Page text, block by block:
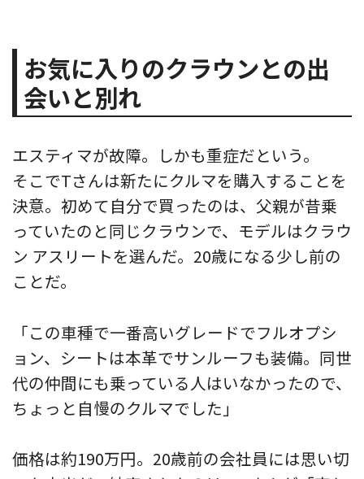
お気に入りのクラウンとの出
会いと別れ
エスティマが故障。しかも重症だという。
そこでTさんは新たにクルマを購入することを
決意。初めて自分で買ったのは、父親が昔乗
っていたのと同じクラウンで、モデルはクラウ
ン アスリートを選んだ。20歳になる少し前の
ことだ。
「この車種で一番高いグレードでフルオプシ
ョン、シートは本革でサンルーフも装備。同世
代の仲間にも乗っている人はいなかったので、
ちょっと自慢のクルマでした」
価格は約190万円。20歳前の会社員には思い切